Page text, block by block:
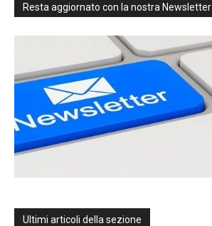
Resta aggiornato con la nostra Newsletter
Ultimi articoli della sezione